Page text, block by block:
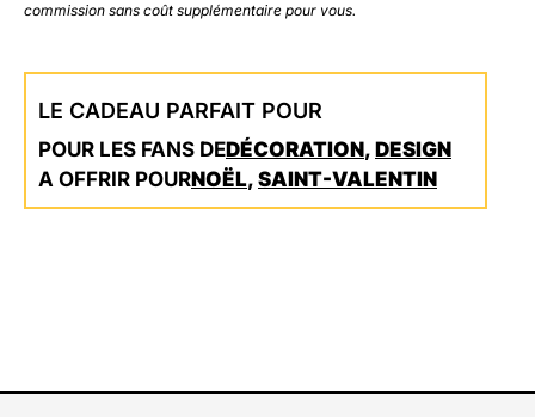
commission sans coût supplémentaire pour vous.
LE CADEAU PARFAIT POUR
POUR LES FANS DEDÉCORATION, DESIGN
A OFFRIR POURNOËL, SAINT-VALENTIN